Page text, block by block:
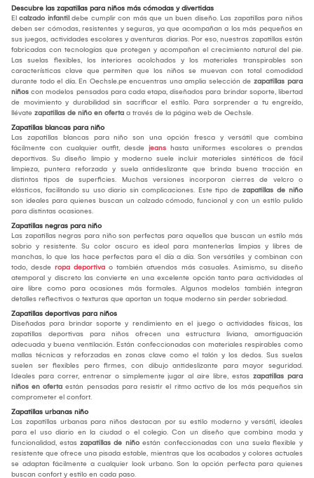
Descubre las zapatillas para niños más cómodas y divertidas
El calzado infantil debe cumplir con más que un buen diseño. Las zapatillas para niños
deben ser cómodas, resistentes y seguras, ya que acompañan a los más pequeños en
sus juegos, actividades escolares y aventuras diarias. Por eso, nuestras zapatillas están
fabricadas con tecnologías que protegen y acompañan el crecimiento natural del pie.
Las suelas flexibles, los interiores acolchados y los materiales transpirables son
características clave que permiten que los niños se muevan con total comodidad
durante todo el día. En Oechsle.pe encuentras una amplia selección de zapatillas para
niños con modelos pensados para cada etapa, diseñados para brindar soporte, libertad
de movimiento y durabilidad sin sacrificar el estilo. Para sorprender a tu engreído,
llévate zapatillas de niño en oferta a través de la página web de Oechsle.
Zapatillas blancas para niño
Las zapatillas blancas para niño son una opción fresca y versátil que combina
fácilmente con cualquier outfit, desde jeans hasta uniformes escolares o prendas
deportivas. Su diseño limpio y moderno suele incluir materiales sintéticos de fácil
limpieza, puntera reforzada y suela antideslizante que brinda buena tracción en
distintos tipos de superficies. Muchas versiones incorporan cierres de velcro o
elásticos, facilitando su uso diario sin complicaciones. Este tipo de zapatillas de niño
son ideales para quienes buscan un calzado cómodo, funcional y con un estilo pulido
para distintas ocasiones.
Zapatillas negras para niño
Las zapatillas negras para niño son perfectas para aquellos que buscan un estilo más
sobrio y resistente. Su color oscuro es ideal para mantenerlas limpias y libres de
manchas, lo que las hace perfectas para el día a día. Son versátiles y combinan con
todo, desde ropa deportiva o también atuendos más casuales. Asimismo, su diseño
atemporal y discreto las convierte en una excelente opción tanto para actividades al
aire libre como para ocasiones más formales. Algunos modelos también integran
detalles reflectivos o texturas que aportan un toque moderno sin perder sobriedad.
Zapatillas deportivas para niños
Diseñadas para brindar soporte y rendimiento en el juego o actividades físicas, las
zapatillas deportivas para niños ofrecen una estructura liviana, amortiguación
adecuada y buena ventilación. Están confeccionadas con materiales respirables como
mallas técnicas y reforzadas en zonas clave como el talón y los dedos. Sus suelas
suelen ser flexibles pero firmes, con dibujo antideslizante para mayor seguridad.
Ideales para correr, entrenar o simplemente jugar al aire libre, estas zapatillas para
niños en oferta están pensadas para resistir el ritmo activo de los más pequeños sin
comprometer el confort.
Zapatillas urbanas niño
Las zapatillas urbanas para niños destacan por su estilo moderno y versátil, ideales
para el uso diario en la ciudad o el colegio. Con un diseño que combina moda y
funcionalidad, estas zapatillas de niño están confeccionadas con una suela flexible y
resistente que ofrece una pisada estable, mientras que los acabados y colores actuales
se adaptan fácilmente a cualquier look urbano. Son la opción perfecta para quienes
buscan confort y estilo en cada paso.